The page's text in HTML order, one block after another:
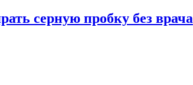
серную пробку без врача